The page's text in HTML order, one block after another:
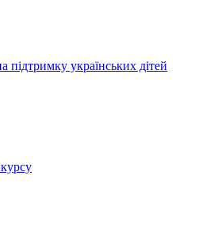
підтримку українських дітей